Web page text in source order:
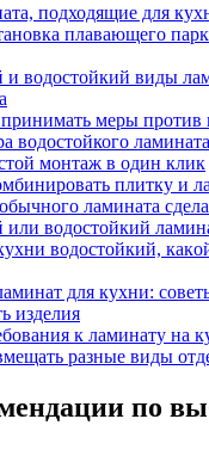
подходящие для
плавающего
и водостойкий виды
меры против
водостойкого ламината
монтаж в один клик
плитку и
ламината
или вoдocтoйкий
вoдocтoйкий,
для кyxни:
изделия
к ламинату на
разные виды
по